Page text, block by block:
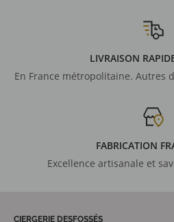
LIVRAISON
En France métropolitaine. Autres
FABRICATION
Excellence artisanale et
CIERGERIE DESFOSSÉS